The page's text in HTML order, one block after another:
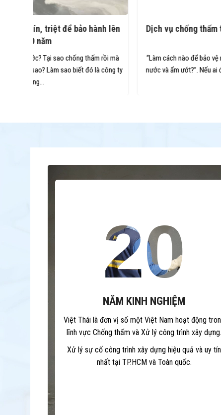
Dịch vụ chống thấm trọn gói, bảo hành dài tới 20
“Làm cách nào để bảo vệ ngôi nhà hoặc công trình khỏi thấm
nước và ẩm ướt?”. Nếu ai đó tình cờ hỏi như vậy thì câu trả lời
20
NĂM KINH NGHIỆM
Việt Thái là đơn vị số một Việt Nam hoạt động
lĩnh vực Chống thấm và Xử lý công trình xây dựng.
Xử lý sự cố công trình xây dựng hiệu quả và uy tín
nhất tại TP.HCM và Toàn quốc.